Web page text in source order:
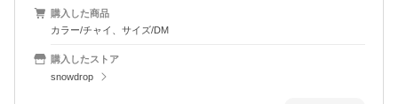
購入した商品
カラー/チャイ、サイズ/DM
購入したストア
snowdrop